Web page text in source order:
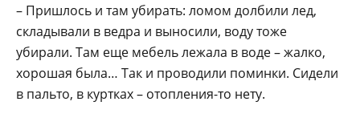
– Пришлось и там убирать: ломом долбили лед,
складывали в ведра и выносили, воду тоже
убирали. Там еще мебель лежала в воде – жалко,
хорошая была… Так и проводили поминки. Сидели
в пальто, в куртках – отопления-то нету.